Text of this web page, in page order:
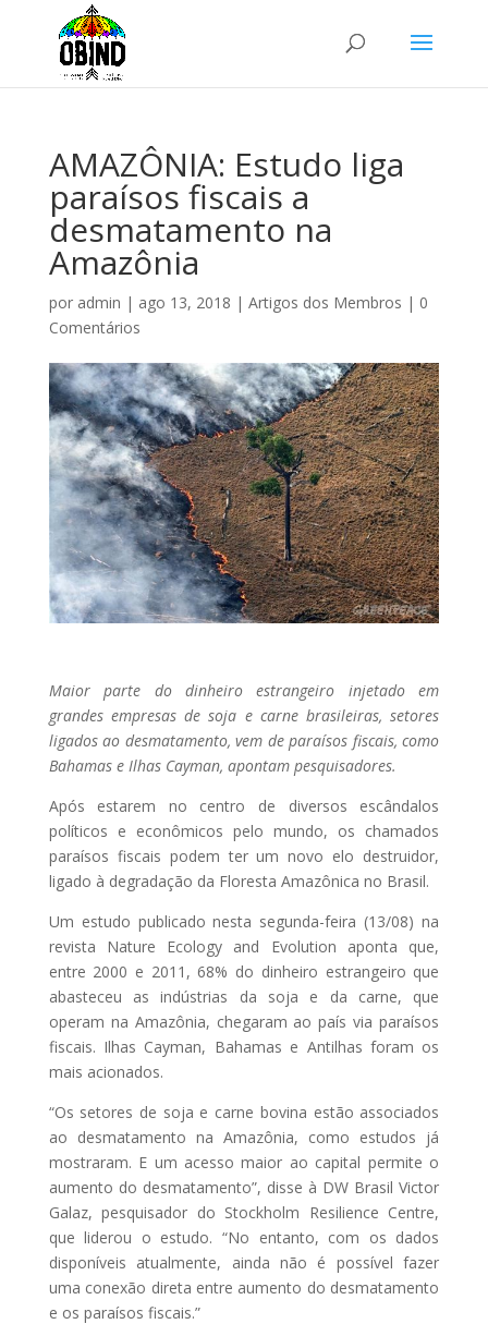
AMAZÔNIA: Estudo liga
paraísos fiscais a
desmatamento na
Amazônia
por admin | ago 13, 2018 | Artigos dos Membros | 0
Comentários
Maior parte do dinheiro estrangeiro injetado em
grandes empresas de soja e carne brasileiras, setores
ligados ao desmatamento, vem de paraísos fiscais, como
Bahamas e Ilhas Cayman, apontam pesquisadores.
Após estarem no centro de diversos escândalos
políticos e econômicos pelo mundo, os chamados
paraísos fiscais podem ter um novo elo destruidor,
ligado à degradação da Floresta Amazônica no Brasil.
Um estudo publicado nesta segunda-feira (13/08) na
revista Nature Ecology and Evolution aponta que,
entre 2000 e 2011, 68% do dinheiro estrangeiro que
abasteceu as indústrias da soja e da carne, que
operam na Amazônia, chegaram ao país via paraísos
fiscais. Ilhas Cayman, Bahamas e Antilhas foram os
mais acionados.
“Os setores de soja e carne bovina estão associados
ao desmatamento na Amazônia, como estudos já
mostraram. E um acesso maior ao capital permite o
aumento do desmatamento”, disse à DW Brasil Victor
Galaz, pesquisador do Stockholm Resilience Centre,
que liderou o estudo. “No entanto, com os dados
disponíveis atualmente, ainda não é possível fazer
uma conexão direta entre aumento do desmatamento
e os paraísos fiscais.”